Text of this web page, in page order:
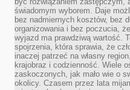
świadomym wyborem. Daje
bez nadmiernych kosztów, bez
organizowania i bez poczucia,
wyjazd ma prawdziwą wartość.
spojrzenia, która sprawia, że
inaczej patrzeć na własny
krajobraz i codzienność. Wiele
zaskoczonych, jak mało wie o
okolicy. Czasem przez lata